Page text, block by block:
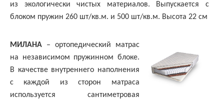
из экологически чистых материалов. Выпускается с
блоком пружин 260 шт/кв.м. и 500 шт/кв.м. Высота 22 см
МИЛАНА – ортопедический матрас
на независимом пружинном блоке.
В качестве внутреннего наполнения
с каждой из сторон матраса
используется сантиметровая